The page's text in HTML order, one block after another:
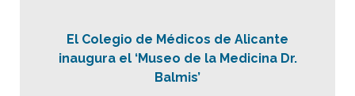
El Colegio de Médicos de Alicante
inaugura el ‘Museo de la Medicina Dr.
Balmis’